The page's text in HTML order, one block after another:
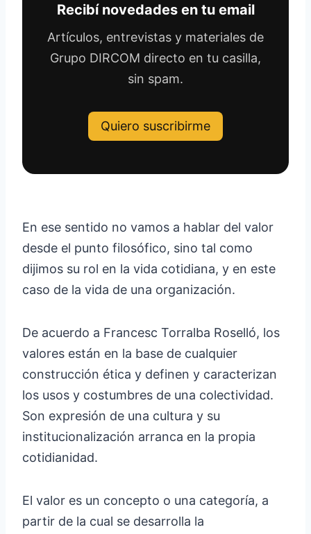
Recibí novedades en tu email
Artículos, entrevistas y materiales de
Grupo DIRCOM directo en tu casilla,
sin spam.
Quiero suscribirme
En ese sentido no vamos a hablar del valor
desde el punto filosófico, sino tal como
dijimos su rol en la vida cotidiana, y en este
caso de la vida de una organización.
De acuerdo a Francesc Torralba Roselló, los
valores están en la base de cualquier
construcción ética y definen y caracterizan
los usos y costumbres de una colectividad.
Son expresión de una cultura y su
institucionalización arranca en la propia
cotidianidad.
El valor es un concepto o una categoría, a
partir de la cual se desarrolla la